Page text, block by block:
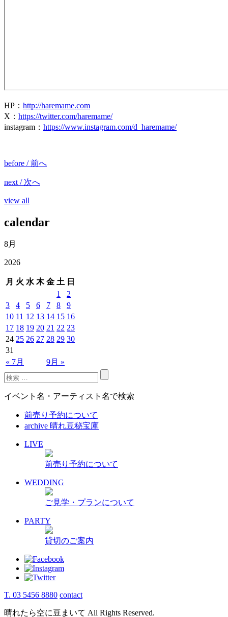
HP ： http://haremame.com
X： https://twitter.com/haremame/
instagram ： https://www.instagram.com/d_haremame/
before / 前へ
next / 次へ
view all
calendar
8月
2026
月 火 水 木 金 土 日
« 7月 9月 »
1
2
3
4 5 6 7 8
9
10 11 12 13 14 15 16
17 18 19 20 21 22 23
24 25 26 27 28 29 30
31
イベント名・アーティスト名で検索
前売り予約について
archive 晴れ豆秘宝庫
LIVE
前売り予約について
WEDDING
ご見学・プランについて
PARTY
貸切のご案内
T. 03 5456 8880 contact
晴れたら空に豆まいて All Rights Reserved.